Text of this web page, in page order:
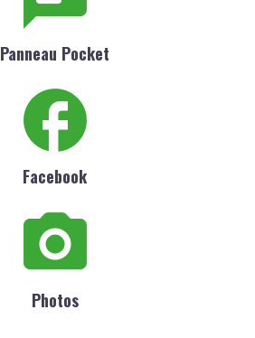
Panneau Pocket
Facebook
Photos